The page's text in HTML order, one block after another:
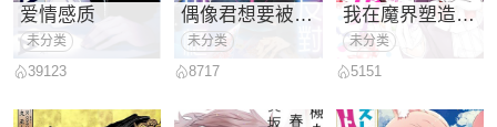
爱情感质
未分类
39123
偶像君想要被曝光
未分类
8717
我在魔界塑造最
未分类
5151